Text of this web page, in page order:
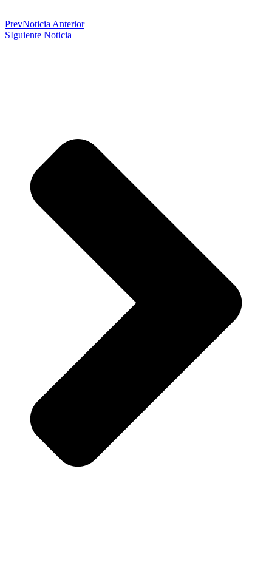
PrevNoticia Anterior
SIguiente Noticia